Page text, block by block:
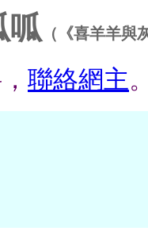
呱 （《喜羊羊
聯絡網主